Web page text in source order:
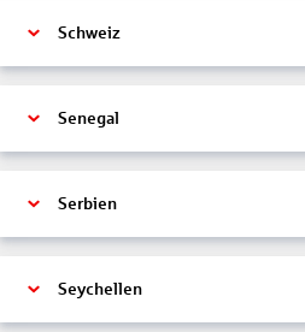
Schweiz
Senegal
Serbien
Seychellen